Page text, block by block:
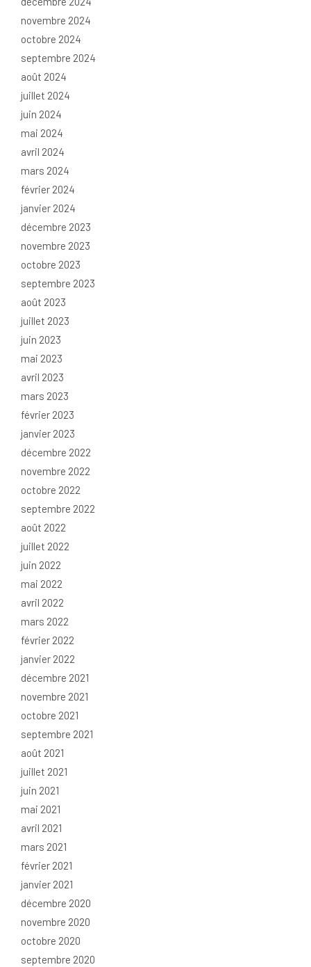
novembre 2024
octobre 2024
septembre 2024
août 2024
juillet 2024
juin 2024
mai 2024
avril 2024
mars 2024
février 2024
janvier 2024
décembre 2023
novembre 2023
octobre 2023
septembre 2023
août 2023
juillet 2023
juin 2023
mai 2023
avril 2023
mars 2023
février 2023
janvier 2023
décembre 2022
novembre 2022
octobre 2022
septembre 2022
août 2022
juillet 2022
juin 2022
mai 2022
avril 2022
mars 2022
février 2022
janvier 2022
décembre 2021
novembre 2021
octobre 2021
septembre 2021
août 2021
juillet 2021
juin 2021
mai 2021
avril 2021
mars 2021
février 2021
janvier 2021
décembre 2020
novembre 2020
octobre 2020
septembre 2020